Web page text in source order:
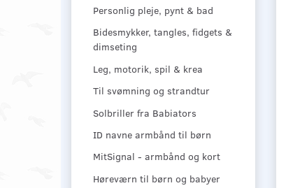
Personlig pleje, pynt & bad
Bidesmykker, tangles, fidgets &
dimseting
Leg, motorik, spil & krea
Til svømning og strandtur
Solbriller fra Babiators
ID navne armbånd til børn
MitSignal - armbånd og kort
Høreværn til børn og babyer